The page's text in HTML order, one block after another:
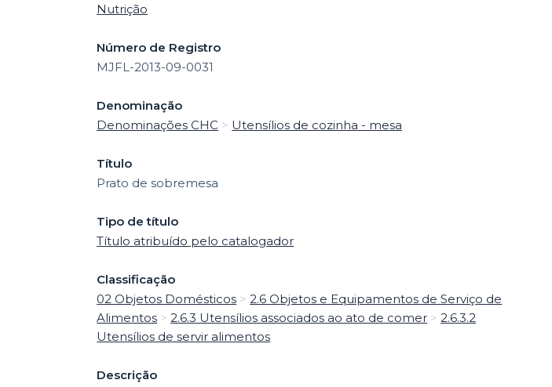
Nutrição
Número de Registro
MJFL-2013-09-0031
Denominação
Denominações CHC > Utensílios de cozinha - mesa
Título
Prato de sobremesa
Tipo de título
Título atribuído pelo catalogador
Classificação
02 Objetos Domésticos >2.6 Objetos e Equipamentos de Serviço de
Alimentos >2.6.3 Utensílios associados ao ato de comer >2.6.3.2
Utensílios de servir alimentos
Descrição